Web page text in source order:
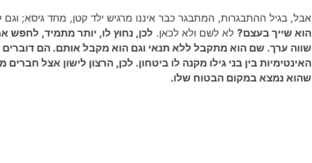
אבל, בגיל ההתבגרות, המתבגר כבר איננו מרגיש ילד קטן, מחד גיסא; וגם
הוא שייך בעצם? לא לשם ולא לכאן. לכן, נחוץ לו, יותר מתמיד, לחפש
שווה ערך. שם הוא מתקבל ללא תנאי וגם הוא מקבל אותם. הם
האינטימיות בין בני גילו מקנה לו ביטחון. לכן, הרצון לישון אצל
שהוא נמצא במקום הבטוח שלו.